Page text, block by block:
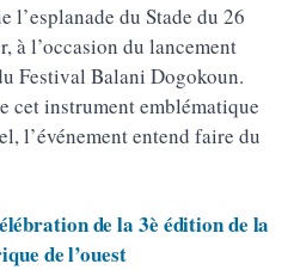
l’esplanade du Stade du 26
à l’occasion du lancement
Festival Balani Dogokoun.
cet instrument emblématique
l’événement entend faire du
de la 3è édition de la
de l’ouest